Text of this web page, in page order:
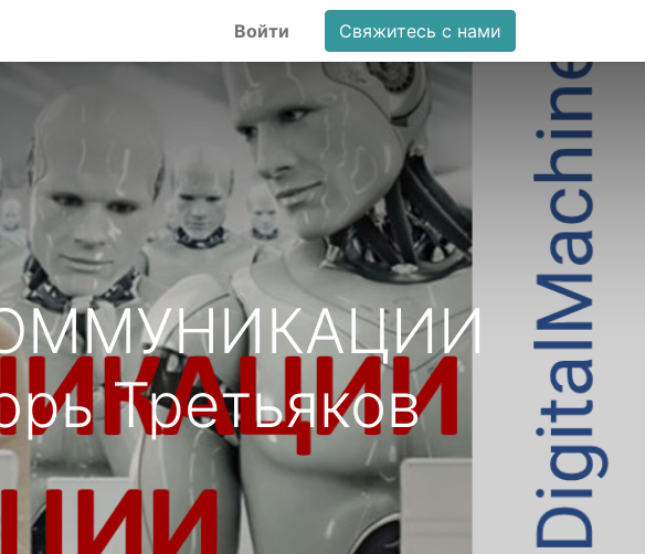
Войти Свяжитесь с нами
Третьяков